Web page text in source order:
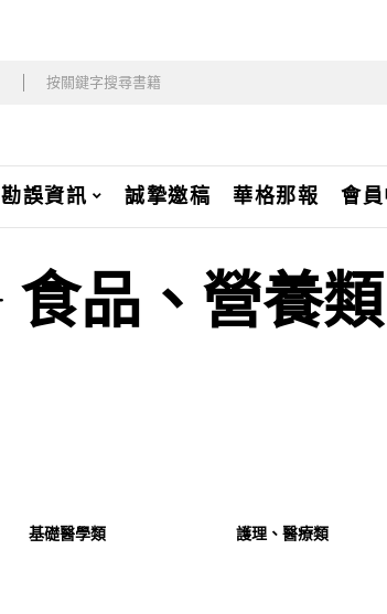
勘誤資訊 誠摯邀稿 華格那報 會
食品、營養類
基礎醫學類 護理、醫療類